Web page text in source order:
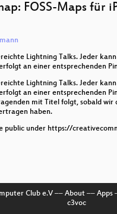
Karten mit QGIS
zur Uni? Bus-Tracking
FeatureInfo
Nearest POI
Geolinking Service
- Freies Public
Source Routing mit
Weg vom
FOSS-Maps für
Lightning Talks. Jeder
an einer entsprechenden
Lightning Talks. Jeder
an einer entsprechenden
mit Titel folgt, sobald wir
haben.
public under https://
Club e.V–– About–– Apps
c3voc